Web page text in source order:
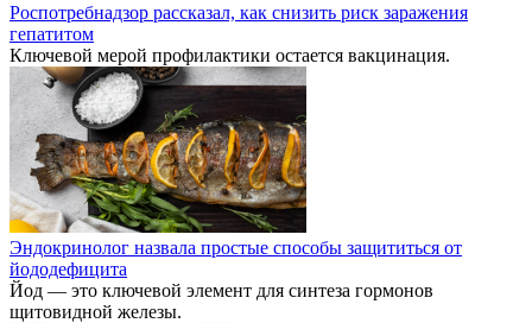
Роспотребнадзор рассказал, как снизить риск заражения
гепатитом
Ключевой мерой профилактики остается вакцинация.
Эндокринолог назвала простые способы защититься от
йододефицита
Йод — это ключевой элемент для синтеза гормонов
щитовидной железы.